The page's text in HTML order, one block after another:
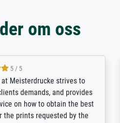
om oss
5 / 5
des Bildes und des
ist wirklich
gut. Man hat fast das
dem Original zu stehen,